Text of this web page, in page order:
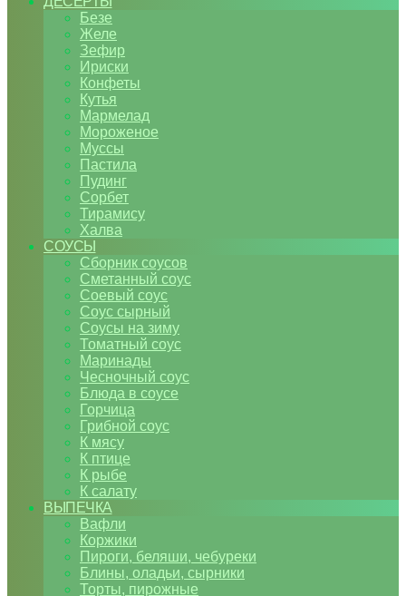
Безе
Желе
Зефир
Ириски
Конфеты
Кутья
Мармелад
Мороженое
Муссы
Пастила
Пудинг
Сорбет
Тирамису
Халва
СОУСЫ
Сборник соусов
Сметанный соус
Соевый соус
Соус сырный
Соусы на зиму
Томатный соус
Маринады
Чесночный соус
Блюда в соусе
Горчица
Грибной соус
К мясу
К птице
К рыбе
К салату
ВЫПЕЧКА
Вафли
Коржики
Пироги, беляши, чебуреки
Блины, оладьи, сырники
Торты, пирожные